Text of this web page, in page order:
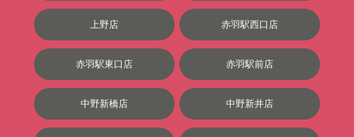
上野店 赤羽駅西口店
赤羽駅東口店 赤羽駅前店
中野新橋店 中野新井店